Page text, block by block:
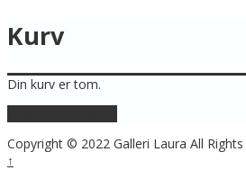
Kurv
Din kurv er tom.
Copyright © 2022 Galleri Laura All Rights
↑